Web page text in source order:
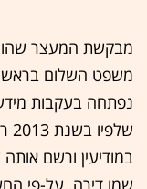
מבקשת המעצר
משפט השלום
נפתחה בעקבות
במודיעין ורשם